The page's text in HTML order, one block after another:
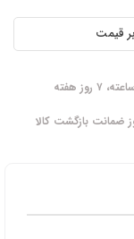
قیمت
ضمانت بازگشت کالا